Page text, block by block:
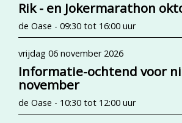
Rik - en Jokermarathon
de Oase - 09:30 tot 16:00 uur
vrijdag 06 november 2026
Informatie-ochtend voor
november
de Oase - 10:30 tot 12:00 uur